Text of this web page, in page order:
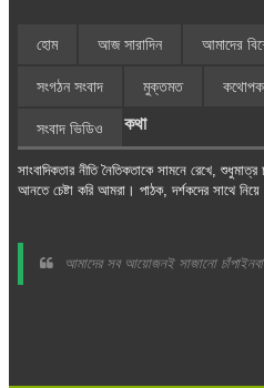
হোম আজ সারাদিন আমাদের
সংগঠন সংবাদ মুক্তমত
সংবাদ ভিডিও কথা
সাংবাদিকতার নীতি নৈতিকতাকে সামনে রেখে,
আনতে চেষ্টা করি আমরা। পাঠক, দর্শকদের সাথে
আমাদের সব আয়োজনই সাজানো